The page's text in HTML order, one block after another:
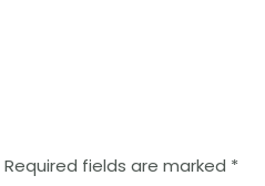
Required fields are marked *